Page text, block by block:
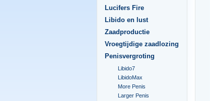
Lucifers Fire
Libido en lust
Zaadproductie
Vroegtijdige zaadlozing
Penisvergroting
Libido7
LibidoMax
More Penis
Larger Penis